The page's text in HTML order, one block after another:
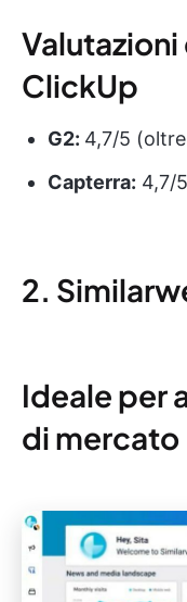
ClickUp
G2: 4,7/5
Capterra: 4,7/
2.
Ideale per
di mercato